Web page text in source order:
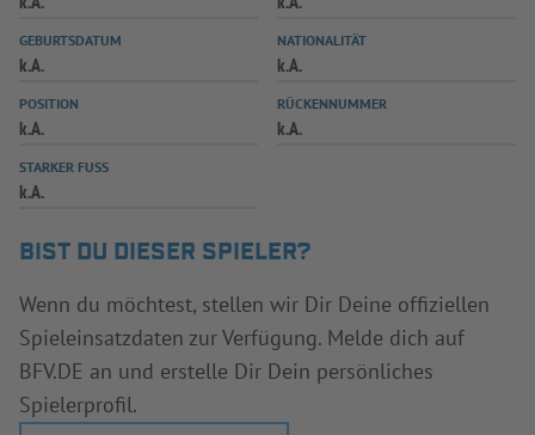
SPIELPLUS
GEBURTSDATUM
k.A.
NATIONALITÄT
k.A.
POSITION
k.A.
RÜCKENNUMMER
k.A.
STARKER FUSS
k.A.
BIST DU DIESER SPIELER?
Wenn du möchtest, stellen wir Dir Deine offiziellen
Spieleinsatzdaten zur Verfügung. Melde dich auf
BFV.DE an und erstelle Dir Dein persönliches
Spielerprofil.